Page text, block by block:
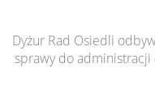
Dyżur Rad Osiedli
sprawy do